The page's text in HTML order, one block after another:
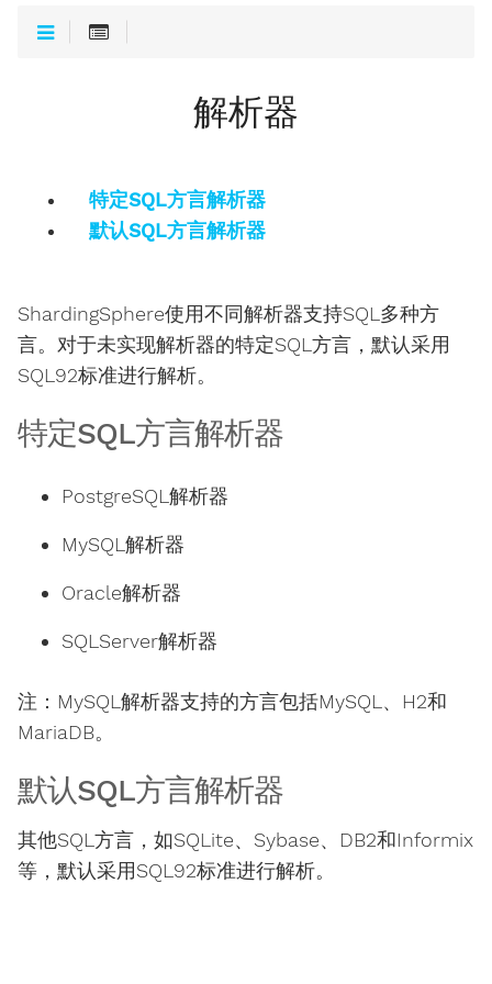
解析器
特定SQL方言解析器
默认SQL方言解析器
ShardingSphere使用不同解析器支持SQL多种方
言。对于未实现解析器的特定SQL方言，默认采用
SQL92标准进行解析。
特定SQL方言解析器
PostgreSQL解析器
MySQL解析器
Oracle解析器
SQLServer解析器
注：MySQL解析器支持的方言包括MySQL、H2和
MariaDB。
默认SQL方言解析器
其他SQL方言，如SQLite、Sybase、DB2和Informix
等，默认采用SQL92标准进行解析。